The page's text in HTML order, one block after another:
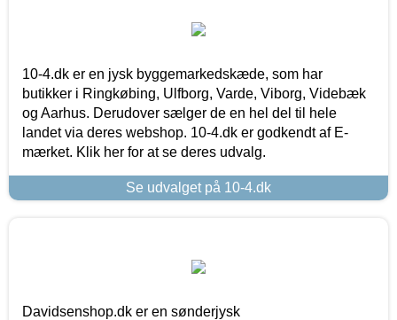
10-4.dk er en jysk byggemarkedskæde, som har
butikker i Ringkøbing, Ulfborg, Varde, Viborg, Videbæk
og Aarhus. Derudover sælger de en hel del til hele
landet via deres webshop. 10-4.dk er godkendt af E-
mærket. Klik her for at se deres udvalg.
Se udvalget på 10-4.dk
Davidsenshop.dk er en sønderjysk